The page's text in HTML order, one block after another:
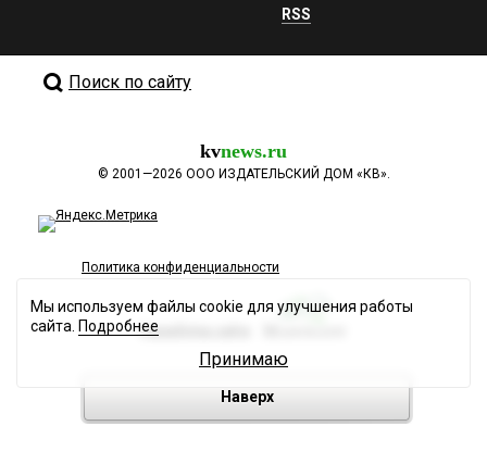
RSS
Поиск по сайту
kvnews.ru
© 2001—2026 ООО ИЗДАТЕЛЬСКИЙ ДОМ «КВ».
Политика конфиденциальности
Разработка сайта
Наверх
Мы используем файлы cookie для улучшения работы
сайта. Подробнее
Принимаю